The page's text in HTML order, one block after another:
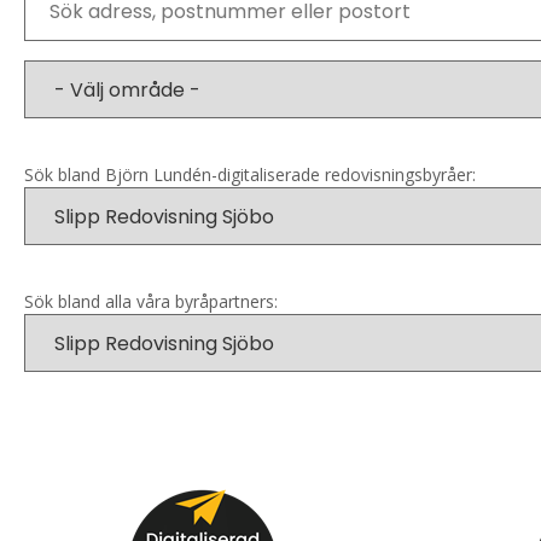
Sök bland Björn Lundén-digitaliserade redovisningsbyråer:
Sök bland alla våra byråpartners: